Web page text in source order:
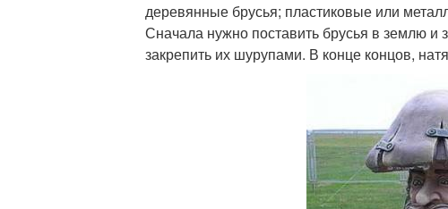
деревянные брусья; пластиковые или
Сначала нужно поставить брусья в землю и
закрепить их шурупами. В конце концов,